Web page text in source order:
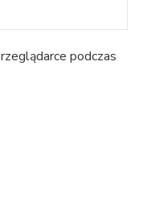
podczas